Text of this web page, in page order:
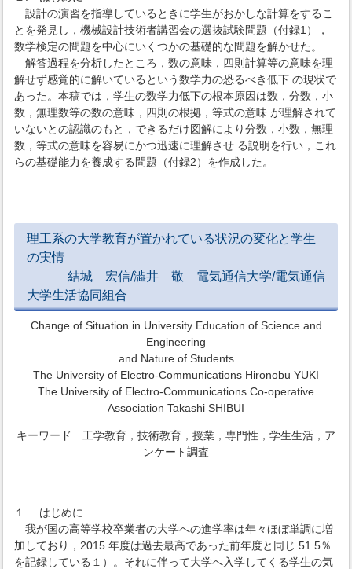
設計の演習を指導しているときに学生がおかしな計算をするこ
とを発見し，機械設計技術者講習会の選抜試験問題（付録1），
数学検定の問題を中心にいくつかの基礎的な問題を解かせた。
解答過程を分析したところ，数の意味，四則計算等の意味を理
解せず感覚的に解いているという数学力の恐るべき低下 の現状で
あった。本稿では，学生の数学力低下の根本原因は数，分数，小
数，無理数等の数の意味，四則の根拠，等式の意味 が理解されて
いないとの認識のもと，できるだけ図解により分数，小数，無理
数，等式の意味を容易にかつ迅速に理解させ る説明を行い，これ
らの基礎能力を養成する問題（付録2）を作成した。
理工系の大学教育が置かれている状況の変化と学生
の実情
結城 宏信/澁井 敬 電気通信大学/電気通信
大学生活協同組合
Change of Situation in University Education of Science and
Engineering
and Nature of Students
The University of Electro-Communications Hironobu YUKI
The University of Electro-Communications Co-operative
Association Takashi SHIBUI
キーワード 工学教育，技術教育，授業，専門性，学生生活，ア
ンケート調査
１. はじめに
我が国の高等学校卒業者の大学への進学率は年々ほぼ単調に増
加しており，2015 年度は過去最高であった前年度と同じ 51.5％
を記録している１）。それに伴って大学へ入学してくる学生の気